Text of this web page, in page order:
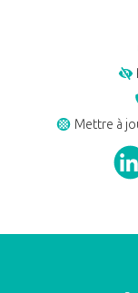
Mettre à